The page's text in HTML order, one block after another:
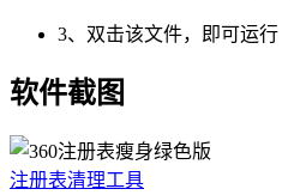
3、双击该文件，即可运行
软件截图
注册表清理工具